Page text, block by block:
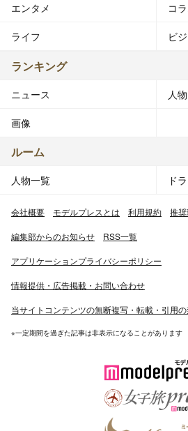
エンタメ コ
ライフ ビ
ランキング
ニュース 人物
画像
ルーム
人物一覧 ド
会社概要 モデルプレスとは 利用規約 推
編集部からのお知らせ RSS一覧
アプリケーションプライバシーポリシー
情報提供・広告掲載・お問い合わせ
当サイトコンテンツの無断複写・転載・引用
※一定期間を過ぎた記事は非表示になることがあります